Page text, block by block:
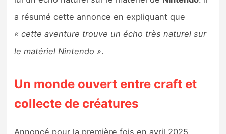
a résumé cette annonce en expliquant que
« cette aventure trouve un écho très naturel sur
le matériel Nintendo ».
Un monde ouvert entre craft et
collecte de créatures